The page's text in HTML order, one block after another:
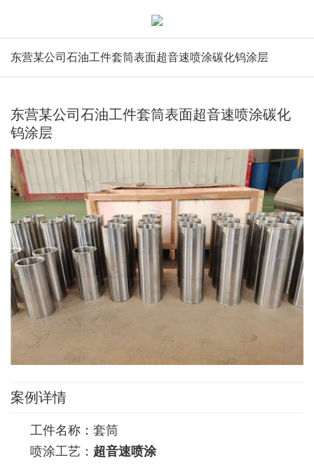
东营某公司石油工件套筒表面超音速喷涂碳化钨涂层
东营某公司石油工件套筒表面超音速喷涂碳化
钨涂层
案例详情
工件名称：套筒
喷涂工艺： 超音速喷涂